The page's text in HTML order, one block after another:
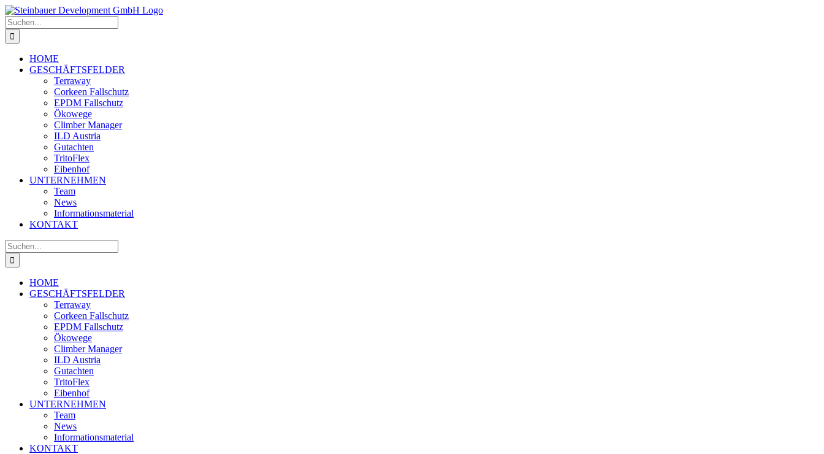
Skip
to
content
Suche
nach:
HOME
GESCHÄFTSFELDER
Terraway
Corkeen Fallschutz
EPDM Fallschutz
Ökowege
Climber Manager
ILD Austria
Gutachten
TritoFlex
Eibenhof
UNTERNEHMEN
Team
News
Informationsmaterial
KONTAKT
Suche
nach:
HOME
GESCHÄFTSFELDER
Terraway
Corkeen Fallschutz
EPDM Fallschutz
Ökowege
Climber Manager
ILD Austria
Gutachten
TritoFlex
Eibenhof
UNTERNEHMEN
Team
News
Informationsmaterial
KONTAKT